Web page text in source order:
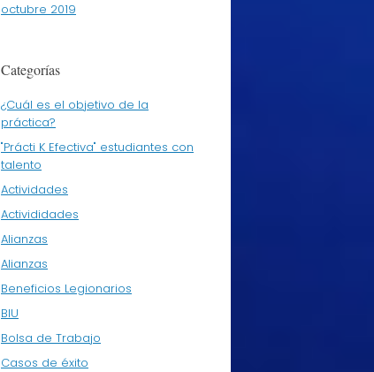
octubre 2019
Categorías
¿Cuál es el objetivo de la
práctica?
"Prácti K Efectiva" estudiantes con
talento
Actividades
Activididades
Alianzas
Alianzas
Beneficios Legionarios
BIU
Bolsa de Trabajo
Casos de éxito